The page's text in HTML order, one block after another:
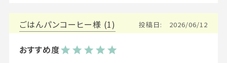
ごはんパンコーヒー 1 投稿日 2026/06/12